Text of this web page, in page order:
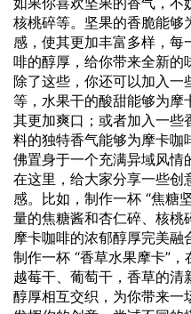
核桃碎等。坚果的香脆能够
感，使其更加丰富多样，每
啡的醇厚，给你带来全新的
除了这些，你还可以加入一
等，水果干的酸甜能够为摩
其更加爽口；或者加入一些
料的独特香气能够为摩卡咖
佛置身于一个充满异域风情
在这里，给大家分享一些创
感。比如，制作一杯 “焦糖
量的焦糖酱和杏仁碎、核桃
摩卡咖啡的浓郁醇厚完美
制作一杯 “香草水果摩卡”
越莓干、葡萄干，香草的清
醇厚相互交织，为你带来一